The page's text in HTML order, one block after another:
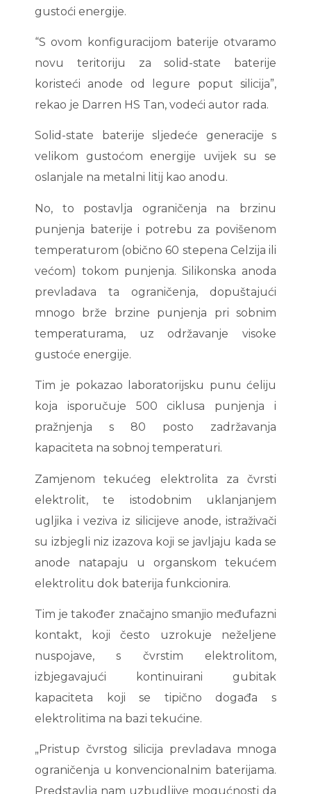
gustoći energije.
“S ovom konfiguracijom baterije otvaramo
novu teritoriju za solid-state baterije
koristeći anode od legure poput silicija”,
rekao je Darren HS Tan, vodeći autor rada.
Solid-state baterije sljedeće generacije s
velikom gustoćom energije uvijek su se
oslanjale na metalni litij kao anodu.
No, to postavlja ograničenja na brzinu
punjenja baterije i potrebu za povišenom
temperaturom (obično 60 stepena Celzija ili
većom) tokom punjenja. Silikonska anoda
prevladava ta ograničenja, dopuštajući
mnogo brže brzine punjenja pri sobnim
temperaturama, uz održavanje visoke
gustoće energije.
Tim je pokazao laboratorijsku punu ćeliju
koja isporučuje 500 ciklusa punjenja i
pražnjenja s 80 posto zadržavanja
kapaciteta na sobnoj temperaturi.
Zamjenom tekućeg elektrolita za čvrsti
elektrolit, te istodobnim uklanjanjem
ugljika i veziva iz silicijeve anode, istraživači
su izbjegli niz izazova koji se javljaju kada se
anode natapaju u organskom tekućem
elektrolitu dok baterija funkcionira.
Tim je također značajno smanjio međufazni
kontakt, koji često uzrokuje neželjene
nuspojave, s čvrstim elektrolitom,
izbjegavajući kontinuirani gubitak
kapaciteta koji se tipično događa s
elektrolitima na bazi tekućine.
„Pristup čvrstog silicija prevladava mnoga
ograničenja u konvencionalnim baterijama.
Predstavlja nam uzbudljive mogućnosti da